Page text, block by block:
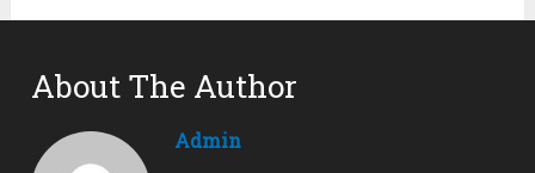
About The Author
Admin